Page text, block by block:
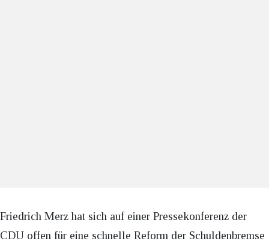
Friedrich Merz hat sich auf einer Pressekonferenz der
CDU offen für eine schnelle Reform der Schuldenbremse